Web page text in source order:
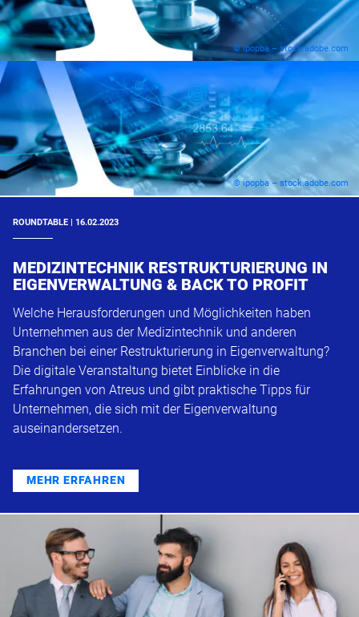
© ipopba – stock.adobe.com
© ipopba – stock.adobe.com
ROUNDTABLE | 16.02.2023
MEDIZINTECHNIK RESTRUKTURIERUNG IN
EIGENVERWALTUNG & BACK TO PROFIT
Welche Herausforderungen und Möglichkeiten haben
Unternehmen aus der Medizintechnik und anderen
Branchen bei einer Restrukturierung in Eigenverwaltung?
Die digitale Veranstaltung bietet Einblicke in die
Erfahrungen von Atreus und gibt praktische Tipps für
Unternehmen, die sich mit der Eigenverwaltung
auseinandersetzen.
MEHR ERFAHREN